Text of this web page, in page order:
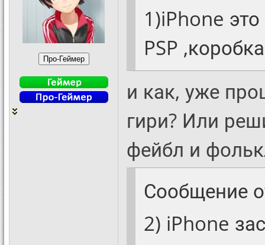
1)iPhone это
PSP
и как, уже
гири? Или
фейбл и
Сообщение
2) iPhone